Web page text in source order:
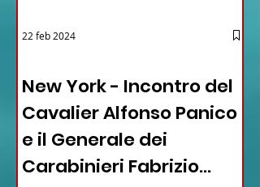
New York - Incontro del
Cavalier Alfonso Panico
e il Generale dei
Carabinieri Fabrizio
22 feb 2024